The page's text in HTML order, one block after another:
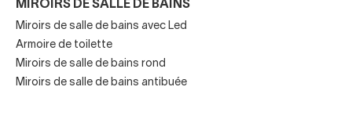
Robinetterie de baignoire et
douche selon le mode
MIROIRS DE SALLE DE BAINS
Miroirs de salle de bains avec Led
Armoire de toilette
Miroirs de salle de bains rond
Miroirs de salle de bains antibuée